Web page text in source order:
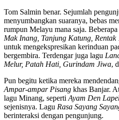
Tom Salmin benar. Sejumlah
menyumbangkan suaranya, bebas
rumpun Melayu mana saja.
Mak Inang, Tanjung Katung, Rentak
untuk mengekspresikan kerinduan
bergembira. Terdengar juga lagu
Melur, Patah Hati, Gurindam Jiwa,
Pun begitu ketika mereka
Ampar-ampar Pisang khas Banjar.
lagu Minang, seperti Ayam Den
sejenisnya. Lagu Rasa Sayang
berinteraksi dengan pengunjung.